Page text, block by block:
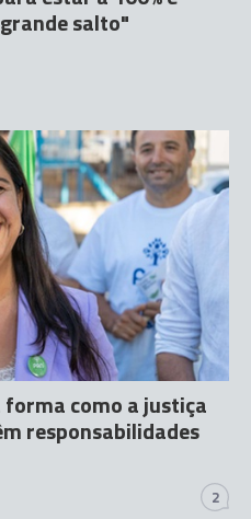
salto"
como a justiça
responsabilidades
2